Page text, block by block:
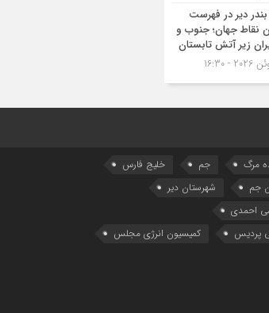
دیر در فهرست
نقاط جهان؛ جنوب و
زیر آتش تابستان
مرگ جم
خلیج فارس
جم
شهرستان دیر
احمدی
پردیس
کمیسیون انرژی مجلس